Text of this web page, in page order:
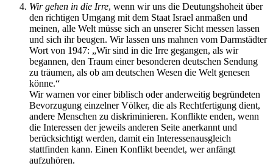
Wir gehen in die Irre, wenn wir uns die Deutungshoheit über
den richtigen Umgang mit dem Staat Israel anmaßen und
meinen, alle Welt müsse sich an unserer Sicht messen lassen
und sich ihr beugen. Wir lassen uns mahnen vom Darmstädter
Wort von 1947: „Wir sind in die Irre gegangen, als wir
begannen, den Traum einer besonderen deutschen Sendung
zu träumen, als ob am deutschen Wesen die Welt genesen
könne.“
Wir warnen vor einer biblisch oder anderweitig begründeten
Bevorzugung einzelner Völker, die als Rechtfertigung dient,
andere Menschen zu diskriminieren. Konflikte enden, wenn
die Interessen der jeweils anderen Seite anerkannt und
berücksichtigt werden, damit ein Interessenausgleich
stattfinden kann. Einen Konflikt beendet, wer anfängt
aufzuhören.